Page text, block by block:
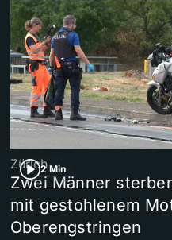
2 Min
Zürich
Zwei Männer
mit gestohlenem
Oberengstringen